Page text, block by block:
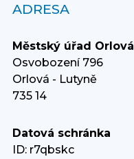
ADRESA
Městský úřad Orlová
Osvobození 796
Orlová - Lutyně
735 14
Datová schránka
ID: r7qbskc